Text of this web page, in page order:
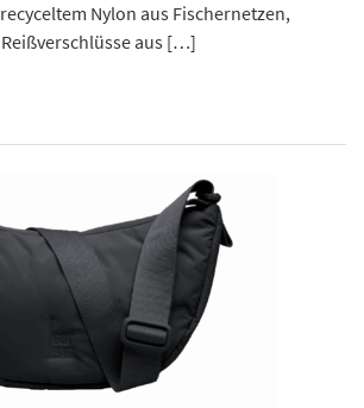
Nylon aus Fischernetzen,
aus […]